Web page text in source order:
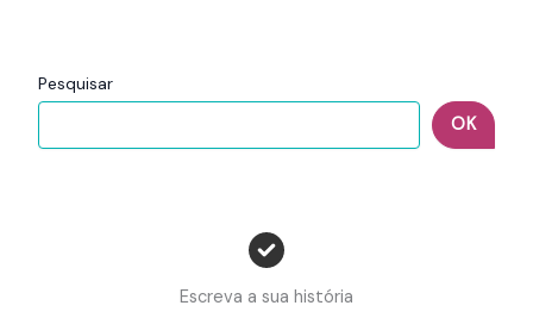
Pesquisar
OK
Escreva a sua história